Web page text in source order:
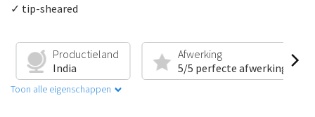
✓ tip-sheared
Productieland
India
Afwerking
5/5 perfecte afwerking
Toon alle eigenschappen